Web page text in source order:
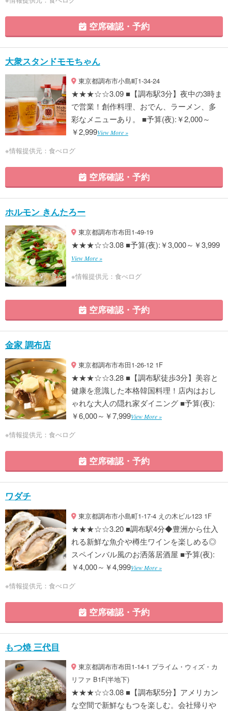
空席確認・予約
大衆スタンドモモちゃん
東京都調布市小島町1-34-24
★★★☆☆3.09 ■【調布駅3分】夜中の3時ま
で営業！創作料理、おでん、ラーメン、多
彩なメニューあり。 ■予算(夜):￥2,000～
￥2,999View More »
※情報提供元：食べログ
空席確認・予約
ホルモン きんたろー
東京都調布市布田1-49-19
★★★☆☆3.08 ■予算(夜):￥3,000～￥3,999
View More »
※情報提供元：食べログ
空席確認・予約
金家 調布店
東京都調布市布田1-26-12 1F
★★★☆☆3.28 ■【調布駅徒歩3分】美容と
健康を意識した本格韓国料理！店内はおし
ゃれな大人の隠れ家ダイニング ■予算(夜):
￥6,000～￥7,999View More »
※情報提供元：食べログ
空席確認・予約
ワダチ
東京都調布市小島町1-17-4 えの木ビル123 1F
★★★☆☆3.20 ■調布駅4分◆豊洲から仕入
れる新鮮な魚介や樽生ワインを楽しめる◎
スペインバル風のお洒落居酒屋 ■予算(夜):
￥4,000～￥4,999View More »
※情報提供元：食べログ
空席確認・予約
もつ焼 三代目
東京都調布市布田1-14-1 プライム・ウィズ・カ
リファ B1F(半地下)
★★★☆☆3.08 ■【調布駅5分】アメリカン
な空間で新鮮なもつを楽しむ。会社帰りや